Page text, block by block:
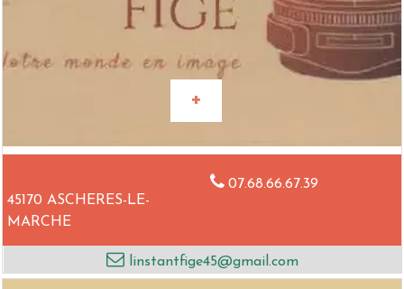
45170 ASCHERES-LE-
MARCHE
07.68.66.67.39
linstantfige45@gmail.com